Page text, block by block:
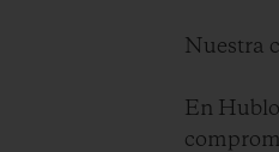
Nuestra
En